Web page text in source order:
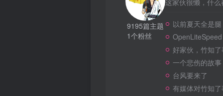
9195篇主题
1个粉丝
以前夏天全是
好家伙，竹知
一个悲伤的故
台风要来了
有媒体对竹知